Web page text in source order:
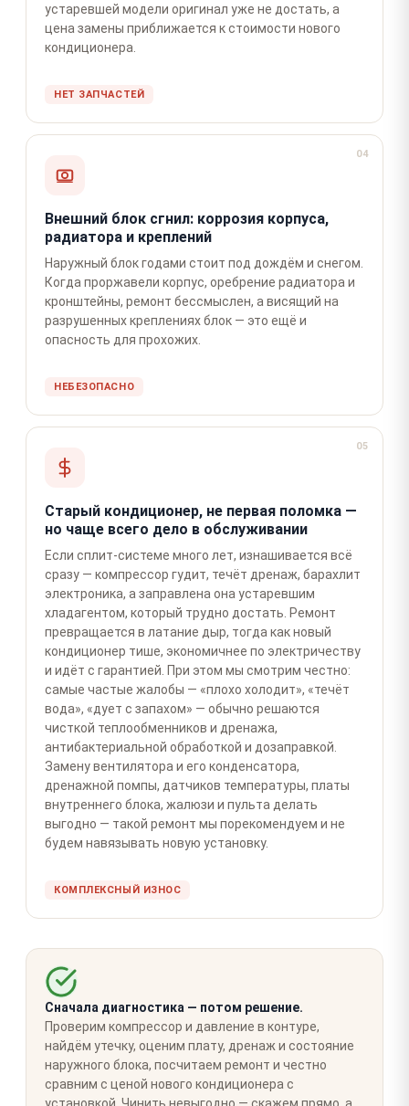
устаревшей модели оригинал уже не достать, а
цена замены приближается к стоимости нового
кондиционера.
НЕТ ЗАПЧАСТЕЙ
04
Внешний блок сгнил: коррозия корпуса,
радиатора и креплений
Наружный блок годами стоит под дождём и снегом.
Когда проржавели корпус, оребрение радиатора и
кронштейны, ремонт бессмыслен, а висящий на
разрушенных креплениях блок — это ещё и
опасность для прохожих.
НЕБЕЗОПАСНО
05
Старый кондиционер, не первая поломка —
но чаще всего дело в обслуживании
Если сплит-системе много лет, изнашивается всё
сразу — компрессор гудит, течёт дренаж, барахлит
электроника, а заправлена она устаревшим
хладагентом, который трудно достать. Ремонт
превращается в латание дыр, тогда как новый
кондиционер тише, экономичнее по электричеству
и идёт с гарантией. При этом мы смотрим честно:
самые частые жалобы — «плохо холодит», «течёт
вода», «дует с запахом» — обычно решаются
чисткой теплообменников и дренажа,
антибактериальной обработкой и дозаправкой.
Замену вентилятора и его конденсатора,
дренажной помпы, датчиков температуры, платы
внутреннего блока, жалюзи и пульта делать
выгодно — такой ремонт мы порекомендуем и не
будем навязывать новую установку.
КОМПЛЕКСНЫЙ ИЗНОС
Сначала диагностика — потом решение.
Проверим компрессор и давление в контуре,
найдём утечку, оценим плату, дренаж и состояние
наружного блока, посчитаем ремонт и честно
сравним с ценой нового кондиционера с
установкой. Чинить невыгодно — скажем прямо, а